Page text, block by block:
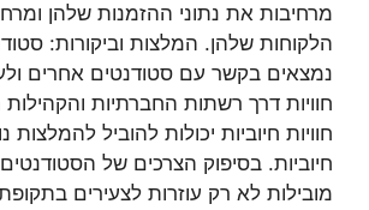
מרחיבות את נתוני ההזמנות שלהן
הלקוחות שלהן. המלצות וביקורות:
נמצאים בקשר עם סטודנטים אחרים
חוויות דרך רשתות החברתיות
חוויות חיוביות יכולות להוביל להמלצות
חיוביות. בסיפוק הצרכים של
מובילות לא רק עוזרות לצעירים